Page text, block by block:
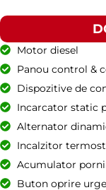
BRAND
Motor diesel
Panou control &
Dispozitive de
Incarcator static
Alternator
Incalzitor
Acumulator
Buton oprire